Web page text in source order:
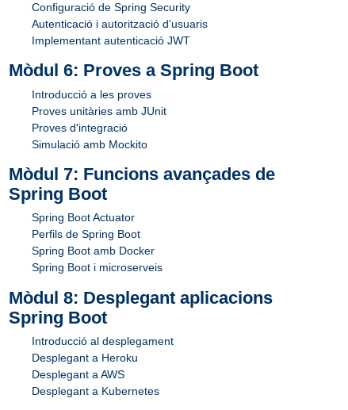
Configuració de Spring Security
Autenticació i autorització d'usuaris
Implementant autenticació JWT
Mòdul 6: Proves a Spring Boot
Introducció a les proves
Proves unitàries amb JUnit
Proves d'integració
Simulació amb Mockito
Mòdul 7: Funcions avançades de
Spring Boot
Spring Boot Actuator
Perfils de Spring Boot
Spring Boot amb Docker
Spring Boot i microserveis
Mòdul 8: Desplegant aplicacions
Spring Boot
Introducció al desplegament
Desplegant a Heroku
Desplegant a AWS
Desplegant a Kubernetes